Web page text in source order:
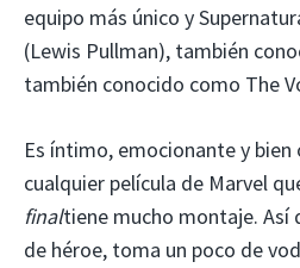
equipo más único y
(Lewis Pullman), también
también conocido como The
Es íntimo, emocionante y bien
cualquier película de Marvel
finaltiene mucho montaje. Así
de héroe, toma un poco de